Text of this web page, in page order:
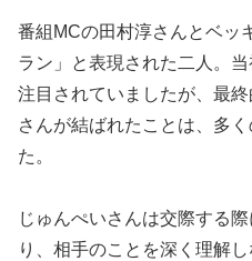
番組MCの田村淳さんとベッ
ラン」と表現された二人。
注目されていましたが、最
さんが結ばれたことは、多
た。
じゅんぺいさんは交際する
り、相手のことを深く理解